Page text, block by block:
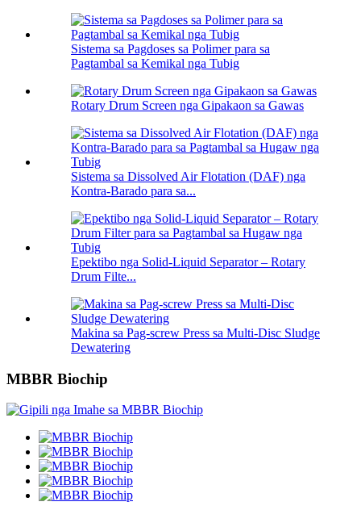
Sistema sa Pagdoses sa Polimer para sa
Pagtambal sa Kemikal nga Tubig
Rotary Drum Screen nga Gipakaon sa Gawas
Sistema sa Dissolved Air Flotation (DAF) nga
Kontra-Barado para sa...
Epektibo nga Solid-Liquid Separator – Rotary
Drum Filte...
Makina sa Pag-screw Press sa Multi-Disc Sludge
Dewatering
MBBR Biochip